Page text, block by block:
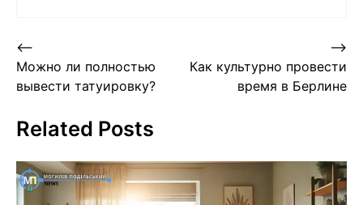
Post
navigation
⟵
Можно ли полностью
вывести татуировку?
Как культурно провести
время в Берлине
⟶
Related Posts